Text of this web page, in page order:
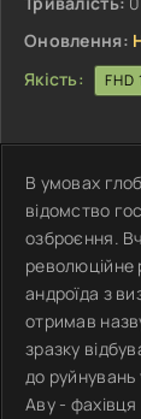
Оновлення:
Якість:
FHD
В умовах
відомство
озброєння.
революційне
андроїда з
отримав
зразку
до руйнувань
Аву - фахівця